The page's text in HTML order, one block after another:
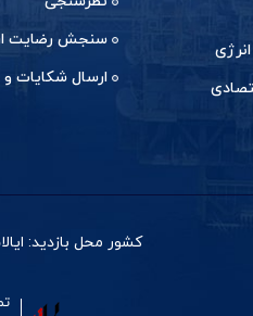
سنجش رضایت
ارسال شکایات و
کشور محل بازدید: